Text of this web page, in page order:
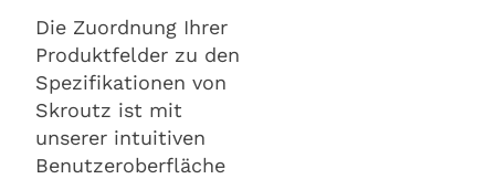
Die Zuordnung Ihrer
Produktfelder zu den
Spezifikationen von
Skroutz ist mit
unserer intuitiven
Benutzeroberfläche